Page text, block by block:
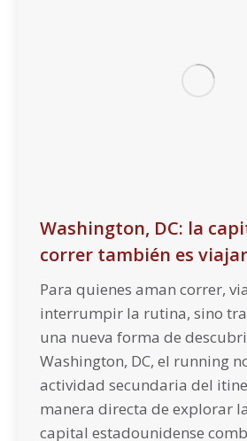
Washington, DC: la
correr también es viajar
Para quienes aman correr,
interrumpir la rutina, sino
una nueva forma de
Washington, DC, el running
actividad secundaria del
manera directa de explorar
capital estadounidense